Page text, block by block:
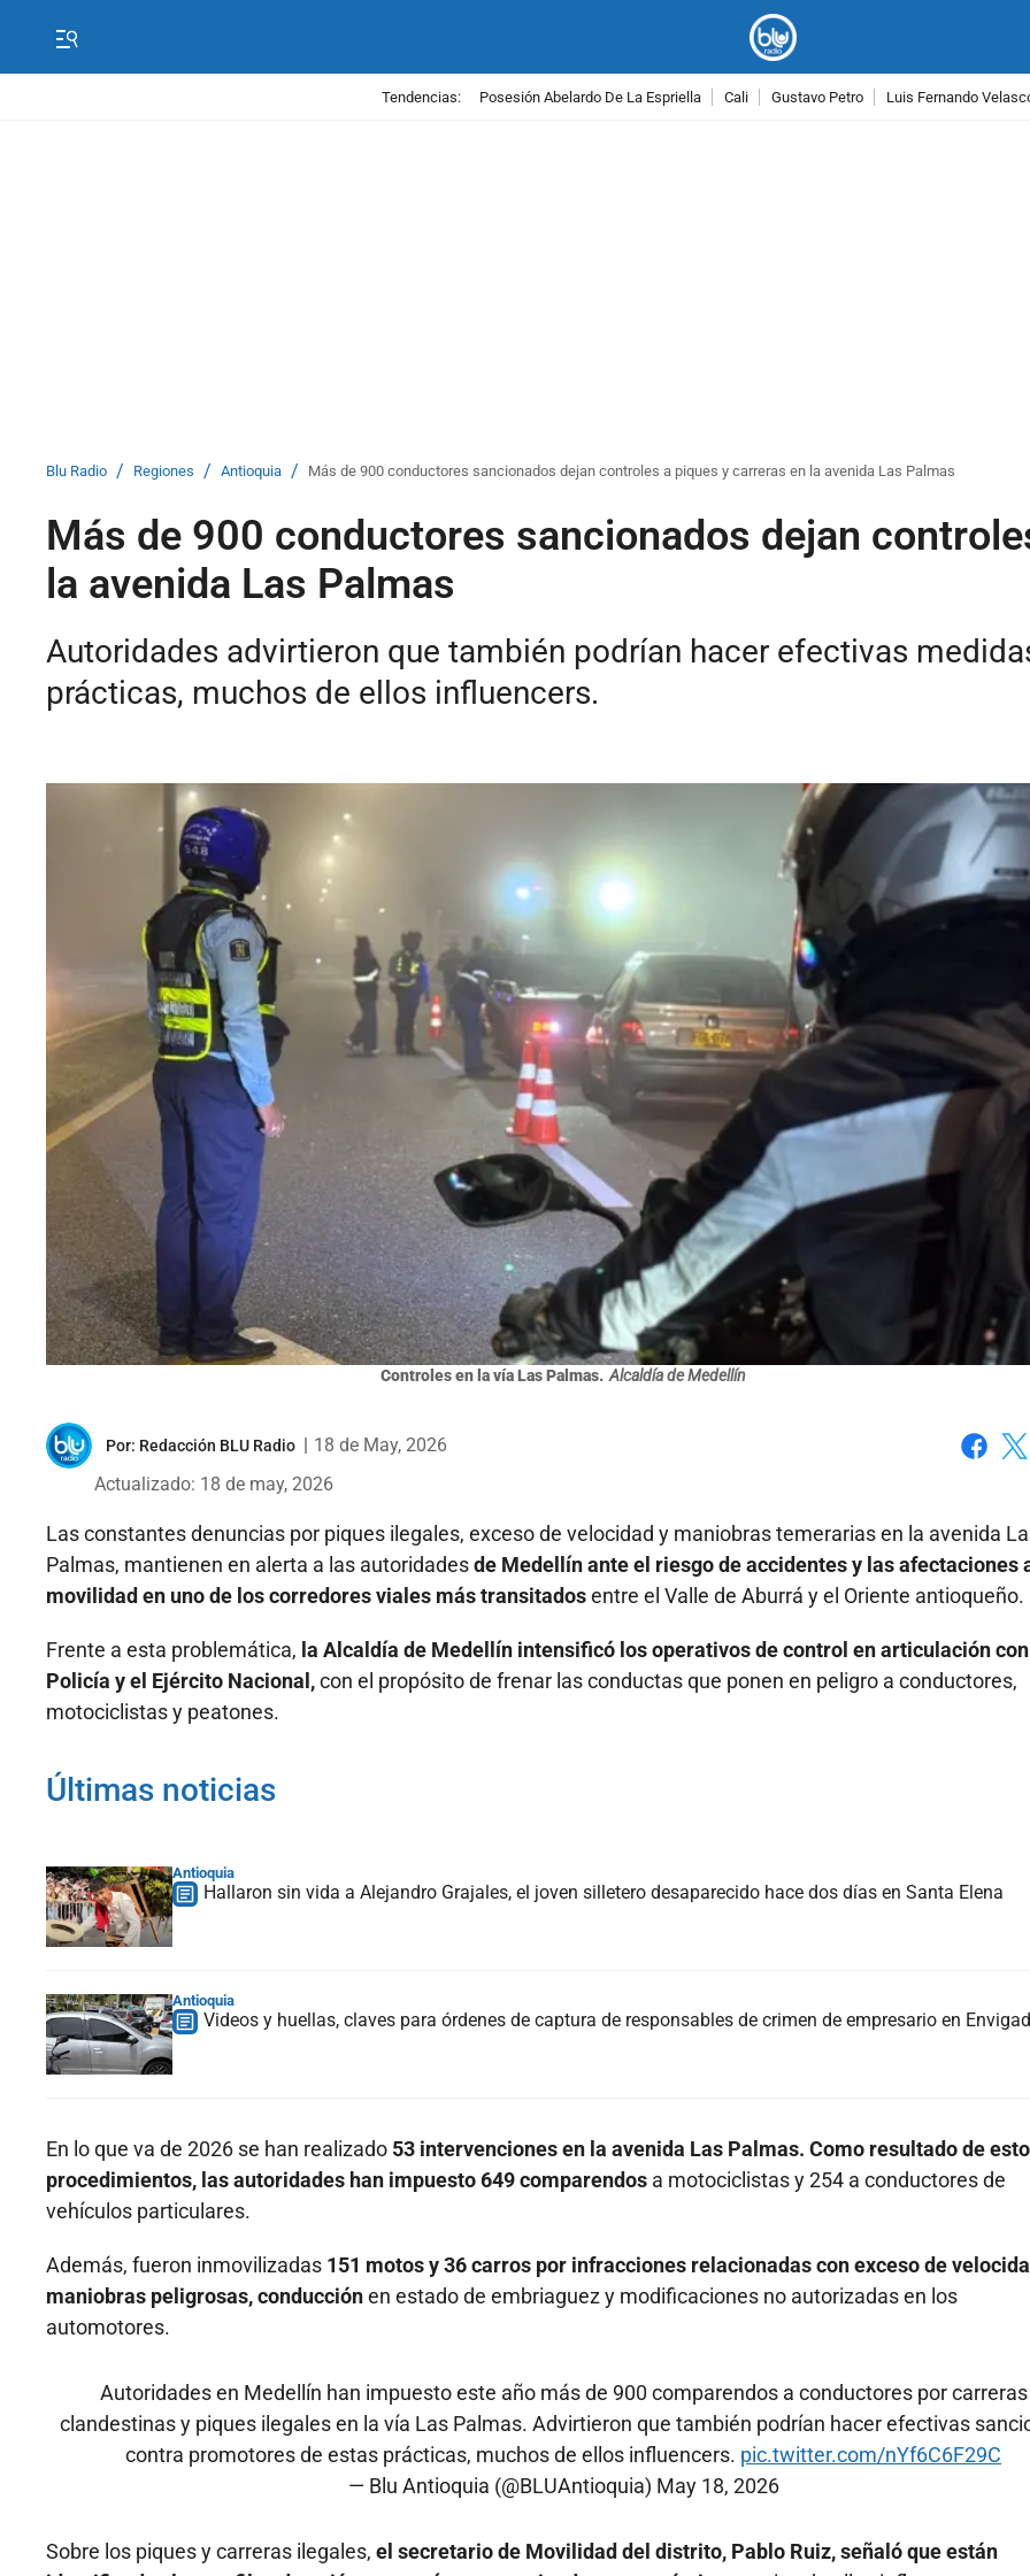
Tendencias: Posesión Abelardo De La Espriella Cali Gustavo Petro Luis Fernando
Blu Radio / Regiones / Antioquia / Más de 900 conductores sancionados dejan controles a piques y carreras en la avenida Las Palmas
Más de 900 conductores sancionados dejan
la avenida Las Palmas
Autoridades advirtieron que también podrían hacer efectivas
prácticas, muchos de ellos influencers.
Controles en la vía Las Palmas. Alcaldía de Medellín
Por: Redacción BLU Radio
18 de May, 2026
Actualizado: 18 de may, 2026
Las constantes denuncias por piques ilegales, exceso de velocidad y maniobras temerarias en la avenida
Palmas, mantienen en alerta a las autoridadesde Medellín ante el riesgo de accidentes y las afectaciones
movilidad en uno de los corredores viales más transitadosentre el Valle de Aburrá y el Oriente antioqueño.
Frente a esta problemática, la Alcaldía de Medellín intensificó los operativos de control en articulación
Policía y el Ejército Nacional,con el propósito de frenar las conductas que ponen en peligro a conductores,
motociclistas y peatones.
Últimas noticias
Antioquia
Hallaron sin vida a Alejandro Grajales, el joven silletero desaparecido hace dos días en Santa Elena
Antioquia
Videos y huellas, claves para órdenes de captura de responsables de crimen de empresario en
En lo que va de 2026 se han realizado 53 intervenciones en la avenida Las Palmas. Como resultado de
procedimientos, las autoridades han impuesto 649 comparendos a motociclistas y 254 a conductores de
vehículos particulares.
Además, fueron inmovilizadas 151 motos y 36 carros por infracciones relacionadas con exceso de
maniobras peligrosas, conducciónen estado de embriaguez y modificaciones no autorizadas en los
automotores.
Autoridades en Medellín han impuesto este año más de 900 comparendos a conductores por carreras
clandestinas y piques ilegales en la vía Las Palmas. Advirtieron que también podrían hacer efectivas
contra promotores de estas prácticas, muchos de ellos influencers. pic.twitter.com/nYf6C6F29C
— Blu Antioquia (@BLUAntioquia) May 18, 2026
Sobre los piques y carreras ilegales, el secretario de Movilidad del distrito, Pablo Ruiz, señaló que están